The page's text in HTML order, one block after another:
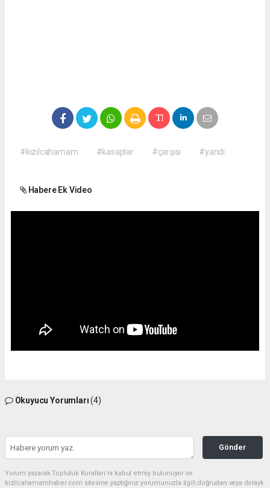
#kızılcahamam #kasaplar #çarşısı #yandı
Habere Ek Video
Okuyucu Yorumları(4)
Gönder
Yorum yazarak Topluluk Kuralları’nı kabul etmiş bulunuyor ve
kizilcahamamhaber.com sitesine yaptığınız yorumunuzla ilgili doğrudan veya dolaylı